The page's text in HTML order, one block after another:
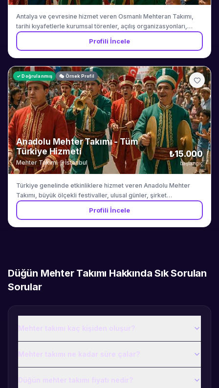
Antalya ve çevresine hizmet veren Osmanlı Mehteran Takımı,
tarihi kıyafetlerle kurumsal törenler, açılış organizasyonları,
festival etkinlikleri ve turizm programları için otantik mehter
gösterisi sunar. 8-15 kişilik ekip.
Profili İncele
✓ Doğrulanmış 🎭 Örnek Profil
Anadolu Mehter Takımı - Tüm
Türkiye Hizmeti
Mehter Takimi· İstanbul
₺15.000
başlangıç
Türkiye genelinde etkinliklere hizmet veren Anadolu Mehter
Takımı, büyük ölçekli festivaller, ulusal günler, şirket
yıldönümleri ve özel organizasyonlar için farklı kadro
büyüklüklerinde mehter hizmeti sunar.
Profili İncele
Düğün Mehter Takımı Hakkında Sık Sorulan
Sorular
Mehter takımı kaç kişiden oluşur?
Mehter takımı ne kadar süre çalar?
Düğün mehter takımı fiyatı nedir?